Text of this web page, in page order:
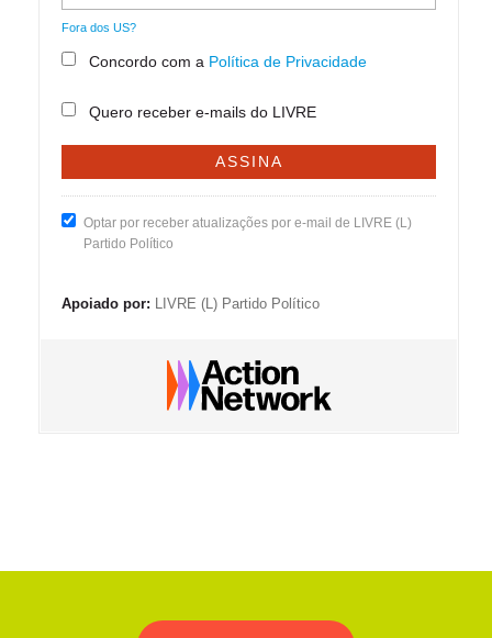
Fora dos US?
Concordo com a Política de Privacidade
Quero receber e-mails do LIVRE
Optar por receber atualizações por e-mail de LIVRE (L)
Partido Político
Apoiado por: LIVRE (L) Partido Político